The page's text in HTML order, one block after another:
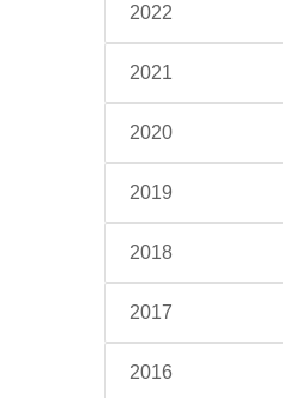
2022
2021
2020
2019
2018
2017
2016